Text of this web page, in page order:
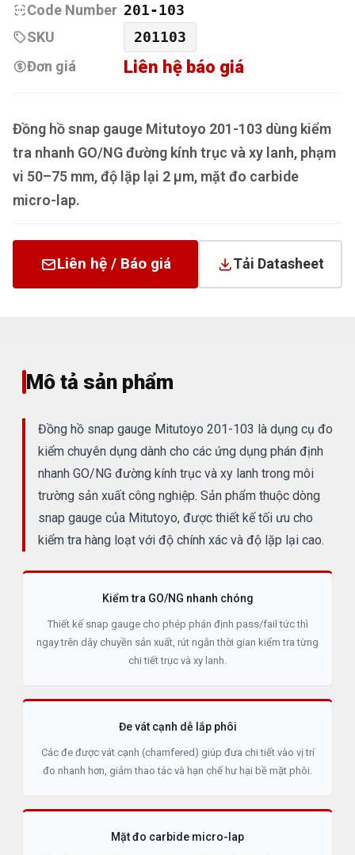
Code Number 201-103
SKU
201103
Đơn giá
Liên hệ báo giá
Đồng hồ snap gauge Mitutoyo 201-103 dùng kiểm
tra nhanh GO/NG đường kính trục và xy lanh, phạm
vi 50–75 mm, độ lặp lại 2 µm, mặt đo carbide
micro-lap.
Liên hệ / Báo giá Tải Datasheet
Mô tả sản phẩm
Đồng hồ snap gauge Mitutoyo 201-103 là dụng cụ đo
kiểm chuyên dụng dành cho các ứng dụng phán định
nhanh GO/NG đường kính trục và xy lanh trong môi
trường sản xuất công nghiệp. Sản phẩm thuộc dòng
snap gauge của Mitutoyo, được thiết kế tối ưu cho
kiểm tra hàng loạt với độ chính xác và độ lặp lại cao.
Kiểm tra GO/NG nhanh chóng
Thiết kế snap gauge cho phép phán định pass/fail tức thì
ngay trên dây chuyền sản xuất, rút ngắn thời gian kiểm tra từng
chi tiết trục và xy lanh.
Đe vát cạnh dễ lắp phôi
Các đe được vát cạnh (chamfered) giúp đưa chi tiết vào vị trí
đo nhanh hơn, giảm thao tác và hạn chế hư hại bề mặt phôi.
Mặt đo carbide micro-lap